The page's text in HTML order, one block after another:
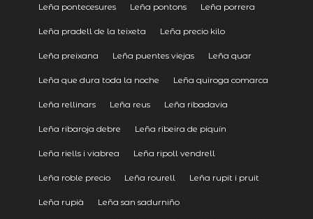
Leña pontecesures Leña pontons Leña porrera
Leña pradell de la teixeta Leña precio kilo
Leña preixana Leña puentes viejas Leña quar
Leña que dura toda la noche Leña quiroga comarca
Leña rellinars Leña reus Leña ribadavia
Leña ribaroja debre Leña ribeira de piquín
Leña riells i viabrea Leña ripoll vendrell
Leña roble precio Leña rourell Leña rupit i pruit
Leña rupià Leña san sadurniño